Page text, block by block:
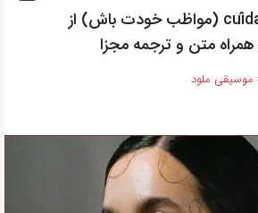
آهنگ اسپانیایی cuídate (مواظب خودت باش) از
موسیقی ملود